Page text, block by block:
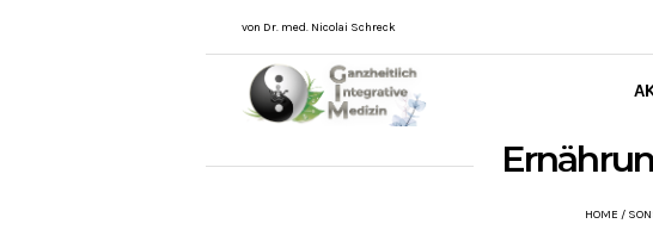
von Dr. med. Nicolai Schreck
HOME /